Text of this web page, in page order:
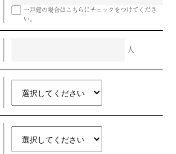
一戸建の場合はこちらにチェックをつけてくださ
い。
人